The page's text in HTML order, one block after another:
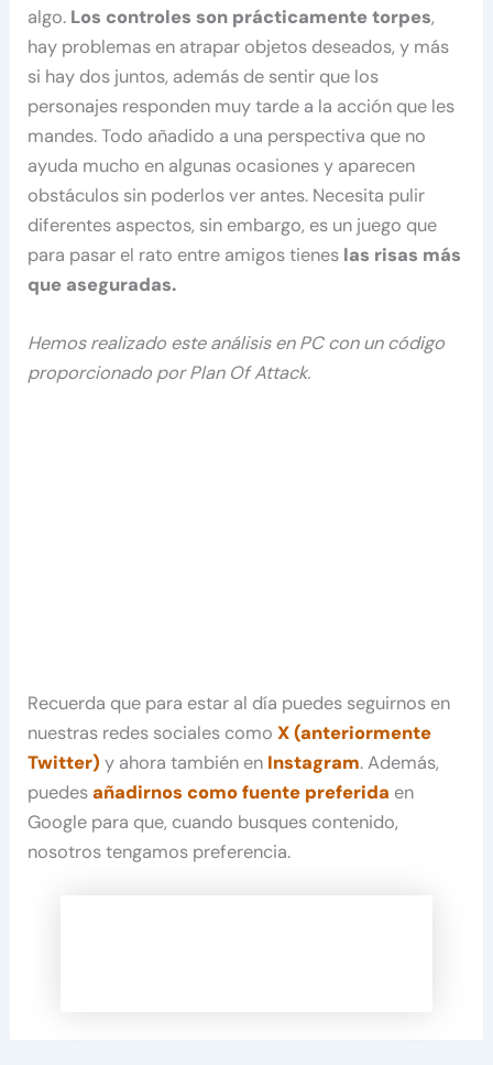
algo. Los controles son prácticamente torpes,
hay problemas en atrapar objetos deseados, y más
si hay dos juntos, además de sentir que los
personajes responden muy tarde a la acción que les
mandes. Todo añadido a una perspectiva que no
ayuda mucho en algunas ocasiones y aparecen
obstáculos sin poderlos ver antes. Necesita pulir
diferentes aspectos, sin embargo, es un juego que
para pasar el rato entre amigos tienes las risas más
que aseguradas.
Hemos realizado este análisis en PC con un código
proporcionado por Plan Of Attack.
Recuerda que para estar al día puedes seguirnos en
nuestras redes sociales comoX (anteriormente
Twitter) y ahora también en Instagram. Además,
puedesañadirnos como fuente preferida en
Google para que, cuando busques contenido,
nosotros tengamos preferencia.